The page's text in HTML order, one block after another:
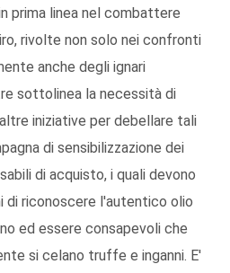
prima linea nel combattere
rivolte non solo nei confronti
anche degli ignari
sottolinea la necessità di
iniziative per debellare tali
di sensibilizzazione dei
di acquisto, i quali devono
di riconoscere l'autentico olio
ed essere consapevoli che
si celano truffe e inganni. E'